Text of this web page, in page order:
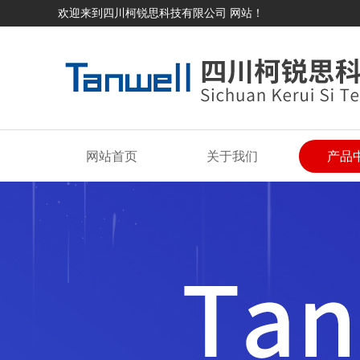
欢迎来到四川柯锐思科技有限公司 网站！
网站首页 关于我们 产品